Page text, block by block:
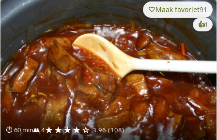
⏱ 60 min👥 4★★★★☆ 3.96 (108)
Maak favoriet91
👍1